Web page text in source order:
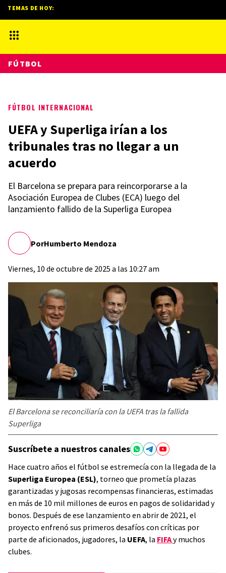
FÚTBOL INTERNACIONAL
UEFA y Superliga irían a los
tribunales tras no llegar a un
acuerdo
El Barcelona se prepara para reincorporarse a la
Asociación Europea de Clubes (ECA) luego del
lanzamiento fallido de la Superliga Europea
PorHumberto Mendoza
Viernes, 10 de octubre de 2025 a las 10:27 am
El Barcelona se reconciliaría con la UEFA tras la fallida
Superliga
Suscríbete a nuestros canales
Hace cuatro años el fútbol se estremecía con la llegada de la
Superliga Europea (ESL), torneo que prometía plazas
garantizadas y jugosas recompensas financieras, estimadas
en más de 10 mil millones de euros en pagos de solidaridad y
bonos. Después de ese lanzamiento en abrir de 2021, el
proyecto enfrenó sus primeros desafíos con críticas por
parte de aficionados, jugadores, la UEFA, la FIFAy muchos
clubes.
TEMAS DE HOY:
FÚTBOL